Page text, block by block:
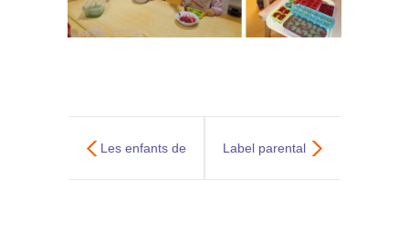
Les enfants de Label parental